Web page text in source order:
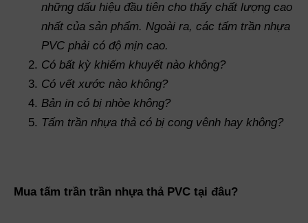
những dấu hiệu đầu tiên cho thấy chất lượng cao
nhất của sản phẩm. Ngoài ra, các tấm trần nhựa
PVC phải có độ mịn cao.
Có bất kỳ khiếm khuyết nào không?
Có vết xước nào không?
Bản in có bị nhòe không?
Tấm trần nhựa thả có bị cong vênh hay không?
Mua tấm trần trần nhựa thả PVC tại đâu?